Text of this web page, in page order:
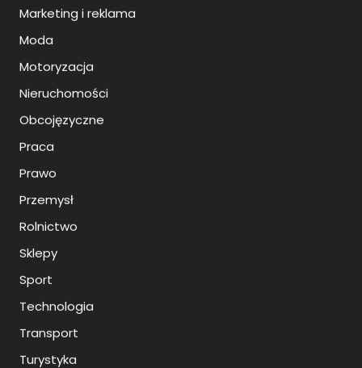
Marketing i reklama
Moda
Motoryzacja
Nieruchomości
Obcojęzyczne
Praca
Prawo
Przemysł
Rolnictwo
Sklepy
Sport
Technologia
Transport
Turystyka